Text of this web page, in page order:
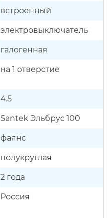
встроенный
электровыключатель
галогенная
на 1 отверстие
4.5
Santek Эльбрус 100
фаянс
полукруглая
2 года
Россия